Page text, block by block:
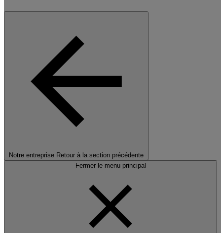
Notre entreprise Retour à la section précédente
Fermer le menu principal